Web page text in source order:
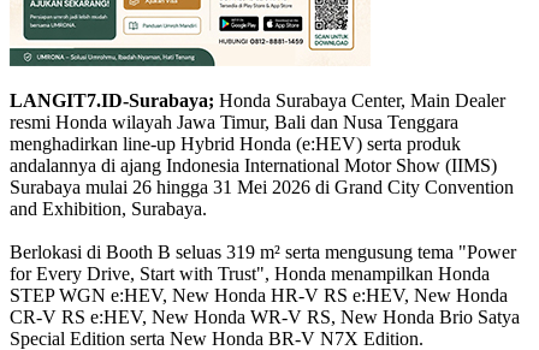
LANGIT7.ID-Surabaya; Honda Surabaya Center, Main Dealer
resmi Honda wilayah Jawa Timur, Bali dan Nusa Tenggara
menghadirkan line-up Hybrid Honda (e:HEV) serta produk
andalannya di ajang Indonesia International Motor Show (IIMS)
Surabaya mulai 26 hingga 31 Mei 2026 di Grand City Convention
and Exhibition, Surabaya.
Berlokasi di Booth B seluas 319 m² serta mengusung tema "Power
for Every Drive, Start with Trust", Honda menampilkan Honda
STEP WGN e:HEV, New Honda HR-V RS e:HEV, New Honda
CR-V RS e:HEV, New Honda WR-V RS, New Honda Brio Satya
Special Edition serta New Honda BR-V N7X Edition.